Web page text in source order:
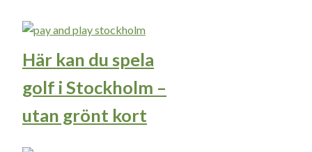
Här kan du spela
golf i Stockholm –
utan grönt kort